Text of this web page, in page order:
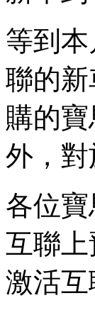
等到
聯的
購的
外，
各位
互聯
激活互